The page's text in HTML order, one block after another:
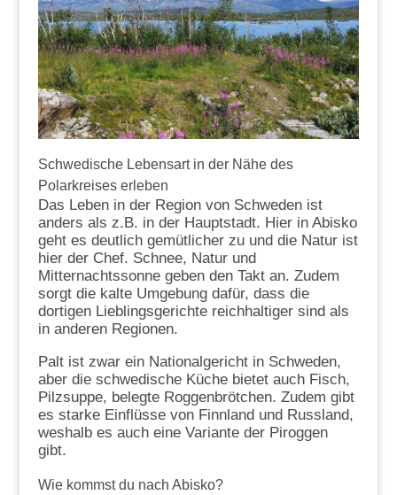
Schwedische Lebensart in der Nähe des
Polarkreises erleben
Das Leben in der Region von Schweden ist
anders als z.B. in der Hauptstadt. Hier in Abisko
geht es deutlich gemütlicher zu und die Natur ist
hier der Chef. Schnee, Natur und
Mitternachtssonne geben den Takt an. Zudem
sorgt die kalte Umgebung dafür, dass die
dortigen Lieblingsgerichte reichhaltiger sind als
in anderen Regionen.
Palt ist zwar ein Nationalgericht in Schweden,
aber die schwedische Küche bietet auch Fisch,
Pilzsuppe, belegte Roggenbrötchen. Zudem gibt
es starke Einflüsse von Finnland und Russland,
weshalb es auch eine Variante der Piroggen
gibt.
Wie kommst du nach Abisko?